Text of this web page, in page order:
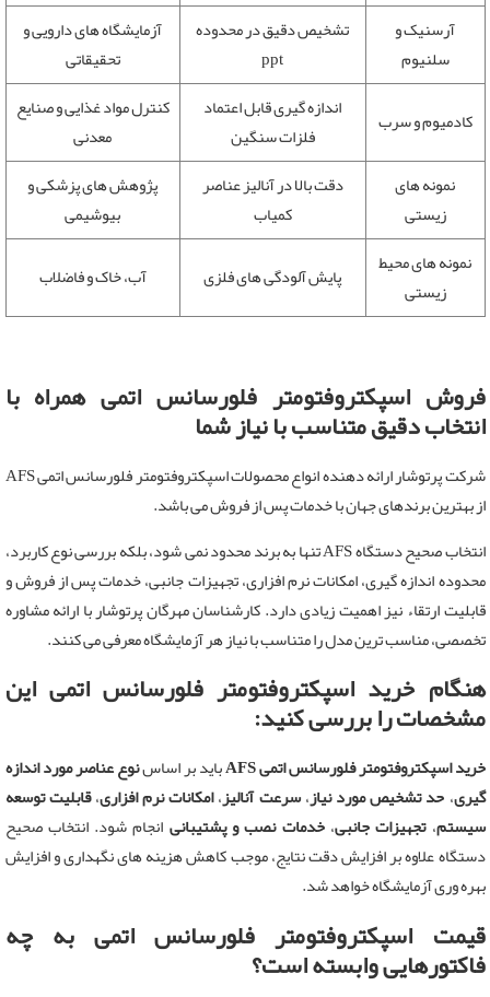
آرسنیک و
سلنیوم
تشخیص دقیق در محدوده
ppt
آزمایشگاه های دارویی و
تحقیقاتی
کادمیوم و سرب
اندازه گیری قابل اعتماد
فلزات سنگین
کنترل مواد غذایی و صنایع
معدنی
نمونه های
زیستی
دقت بالا در آنالیز عناصر
کمیاب
پژوهش های پزشکی و
بیوشیمی
نمونه های محیط
زیستی
پایش آلودگی های فلزی آب، خاک و فاضلاب
فروش اسپکتروفتومتر فلورسانس اتمی همراه با
انتخاب دقیق متناسب با نیاز شما
شرکت پرتوشار ارائه دهنده انواع محصولات اسپکتروفتومتر فلورسانس اتمی AFS
از بهترین برندهای جهان با خدمات پس از فروش می باشد.
انتخاب صحیح دستگاه AFS تنها به برند محدود نمی شود، بلکه بررسی نوع کاربرد،
محدوده اندازه گیری، امکانات نرم افزاری، تجهیزات جانبی، خدمات پس از فروش و
قابلیت ارتقاء نیز اهمیت زیادی دارد. کارشناسان مهرگان پرتوشار با ارائه مشاوره
تخصصی، مناسب ترین مدل را متناسب با نیاز هر آزمایشگاه معرفی می کنند.
هنگام خرید اسپکتروفتومتر فلورسانس اتمی این
مشخصات را بررسی کنید:
خرید اسپکتروفتومتر فلورسانس اتمی AFS باید بر اساسنوع عناصر مورد اندازه
گیری، حد تشخیص مورد نیاز،سرعت آنالیز،امکانات نرم افزاری،قابلیت توسعه
سیستم،تجهیزات جانبی،خدمات نصب و پشتیبانی انجام شود. انتخاب صحیح
دستگاه علاوه بر افزایش دقت نتایج، موجب کاهش هزینه های نگهداری و افزایش
بهره وری آزمایشگاه خواهد شد.
قیمت اسپکتروفتومتر فلورسانس اتمی به چه
فاکتورهایی وابسته است؟